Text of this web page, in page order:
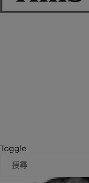
Toggle